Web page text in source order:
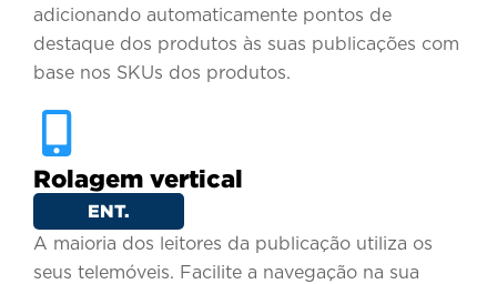
adicionando automaticamente pontos de
destaque dos produtos às suas publicações com
base nos SKUs dos produtos.
Rolagem vertical
ENT.
A maioria dos leitores da publicação utiliza os
seus telemóveis. Facilite a navegação na sua